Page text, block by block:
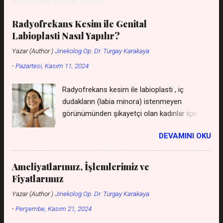
koyamaz. Bir gün kaçırılan bir grup kadının
kurtarılmasına...
Radyofrekans Kesim ile Genital
Labioplasti Nasıl Yapılır?
Yazar (Author )Jinekolog Op. Dr. Turgay Karakaya
-Pazartesi, Kasım 11, 2024
Radyofrekans kesim ile labioplasti , iç
dudakların (labia minora) istenmeyen
görünümünden şikayetçi olan kadınlar için
kalmadan gerçekleştirilen bir yöntemdir. Bu
yöntem, geleneksel cerrahi yöntemlere göre
daha az invaziv olması, iyileşme sürecini
hızlandırması ve daha az ağrıya neden olması
gibi avantajları sunar. *** Labioplasti Genital
Estetik Fiyat Listesini WhatsApp'tan isteyin
*** ( kişiler listesine kaydetmeniz gerekmez
DEVAMINI OKU
Ameliyatlarımız, İşlemlerimiz ve
Fiyatlarımız
Yazar (Author )Jinekolog Op. Dr. Turgay Karakaya
-Perşembe, Kasım 21, 2024